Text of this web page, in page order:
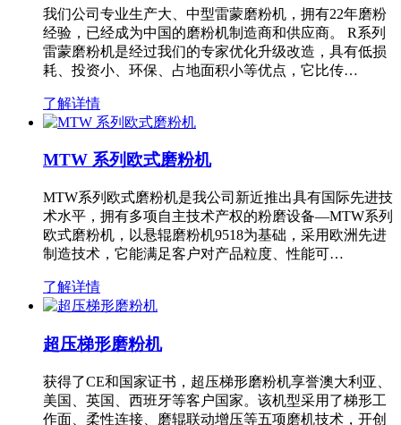
我们公司专业生产大、中型雷蒙磨粉机，拥有22年磨粉
经验，已经成为中国的磨粉机制造商和供应商。 R系列
雷蒙磨粉机是经过我们的专家优化升级改造，具有低损
耗、投资小、环保、占地面积小等优点，它比传…
了解详情
MTW 系列欧式磨粉机
MTW系列欧式磨粉机是我公司新近推出具有国际先进技
术水平，拥有多项自主技术产权的粉磨设备—MTW系列
欧式磨粉机，以悬辊磨粉机9518为基础，采用欧洲先进
制造技术，它能满足客户对产品粒度、性能可…
了解详情
超压梯形磨粉机
获得了CE和国家证书，超压梯形磨粉机享誉澳大利亚、
美国、英国、西班牙等客户国家。该机型采用了梯形工
作面、柔性连接、磨辊联动增压等五项磨机技术，开创